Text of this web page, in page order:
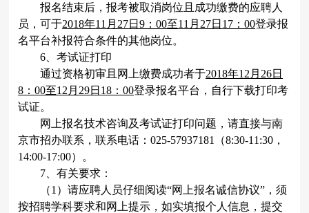
报名结束后，报考被取消岗位且成功缴费的应聘人
员，可于2018年11 月 27日9 ：00至11 月 27日 17 ：00登录报
名平台补报符合条件的其他岗位。
6 、考试证打印
通过资格初审且网上缴费成功者于2018年12 月 26日
8 ：00至12 月 29日 18 ：00登录报名平台，自行下载打印考
试证。
网上报名技术咨询及考试证打印问题，请直接与南
京市招办联系，联系电话：025-57937181 （8:30-11:30 ，
14:00-17:00）。
7 、有关要求：
（1 ）请应聘人员仔细阅读“网上报名诚信协议”，须
按招聘学科要求和网上提示，如实填报个人信息，提交